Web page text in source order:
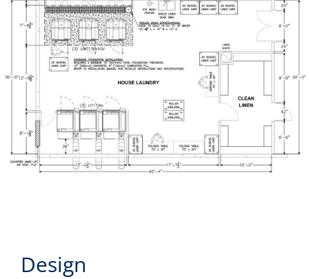
Design